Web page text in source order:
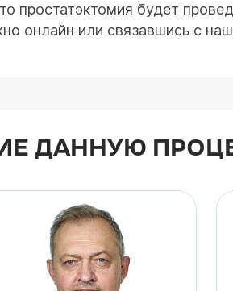
простатэктомия будет
онлайн или связавшись с
ДАННУЮ